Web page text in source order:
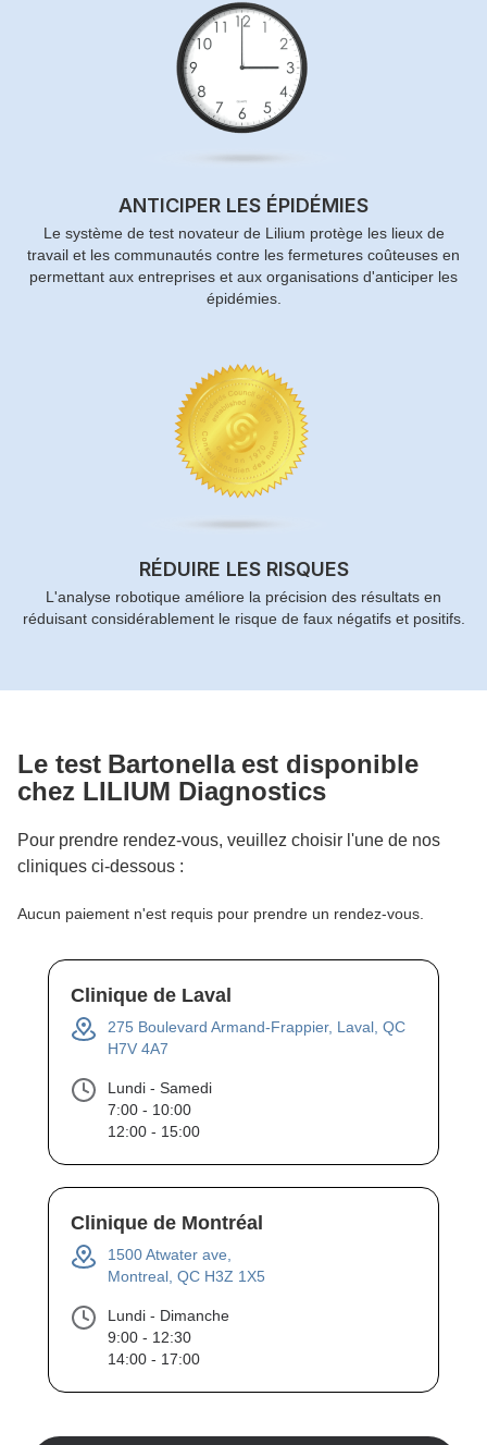
ANTICIPER LES ÉPIDÉMIES
Le système de test novateur de Lilium protège les lieux de
travail et les communautés contre les fermetures coûteuses en
permettant aux entreprises et aux organisations d'anticiper les
épidémies.
RÉDUIRE LES RISQUES
L'analyse robotique améliore la précision des résultats en
réduisant considérablement le risque de faux négatifs et positifs.
Le test Bartonella est disponible
chez LILIUM Diagnostics
Pour prendre rendez-vous, veuillez choisir l'une de nos
cliniques ci-dessous :
Aucun paiement n'est requis pour prendre un rendez-vous.
Clinique de Laval
275 Boulevard Armand-Frappier, Laval, QC
H7V 4A7
Lundi - Samedi
7:00 - 10:00
12:00 - 15:00
Clinique de Montréal
1500 Atwater ave,
Montreal, QC H3Z 1X5
Lundi - Dimanche
9:00 - 12:30
14:00 - 17:00